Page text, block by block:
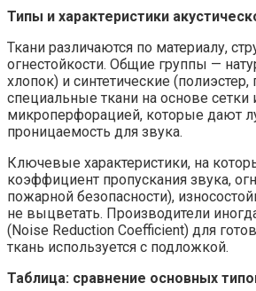
Типы и характеристики
Ткани различаются по материалу,
огнестойкости. Общие группы —
хлопок) и синтетические
специальные ткани на основе сетки
микроперфорацией, которые дают
проницаемость для звука.
Ключевые характеристики, на
коэффициент пропускания звука,
пожарной безопасности),
не выцветать. Производители
(Noise Reduction Coefficient) для
ткань используется с подложкой.
Таблица: сравнение основных